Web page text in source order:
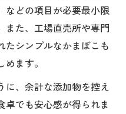
などの項目が必要最小限
また、工場直売所や専門
たシンプルなかまぼこも
ます。
、余計な添加物を控え
卓でも安心感が得られま